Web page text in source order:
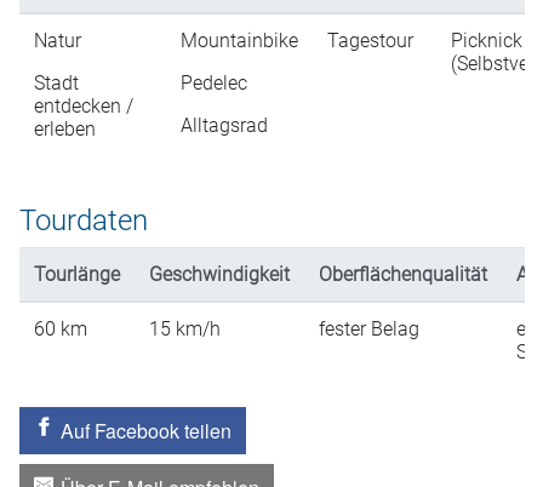
Natur
Stadt
entdecken /
erleben
Mountainbike
Pedelec
Alltagsrad
Tagestour
Picknick
Tourdaten
Tourlänge Geschwindigkeit Oberflächenqualität
60 km 15 km/h fester Belag
Auf Facebook teilen